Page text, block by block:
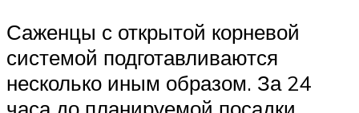
Саженцы с открытой корневой
системой подготавливаются
несколько иным образом. За 24